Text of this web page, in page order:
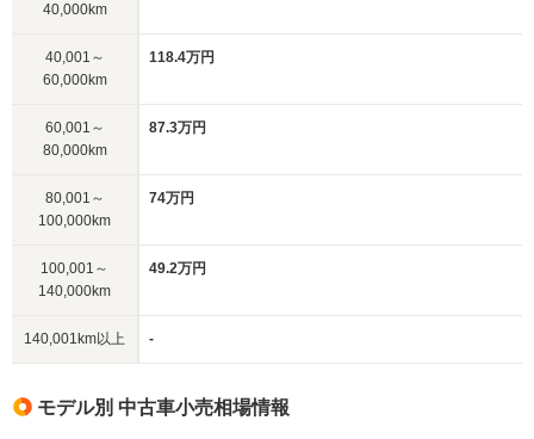
40,000km
40,001～
60,000km
118.4万円
60,001～
80,000km
87.3万円
80,001～
100,000km
74万円
100,001～
140,000km
49.2万円
140,001km以上 -
モデル別 中古車小売相場情報